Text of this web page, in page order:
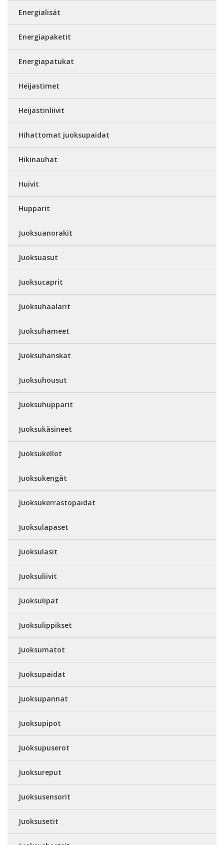
Energialisät
Energiapaketit
Energiapatukat
Heijastimet
Heijastinliivit
Hihattomat juoksupaidat
Hikinauhat
Huivit
Hupparit
Juoksuanorakit
Juoksuasut
Juoksucaprit
Juoksuhaalarit
Juoksuhameet
Juoksuhanskat
Juoksuhousut
Juoksuhupparit
Juoksukäsineet
Juoksukellot
Juoksukengät
Juoksukerrastopaidat
Juoksulapaset
Juoksulasit
Juoksuliivit
Juoksulipat
Juoksulippikset
Juoksumatot
Juoksupaidat
Juoksupannat
Juoksupipot
Juoksupuserot
Juoksureput
Juoksusensorit
Juoksusetit